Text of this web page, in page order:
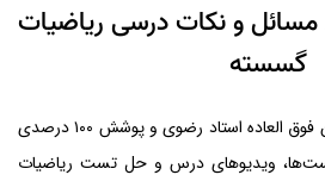
و نکات درسی ریاضیات
گسسته
از نگاه دانشجویان، قدرت بیان فوق العاده استاد رضوی و پوشش ۱۰۰ درصدی
ویدیوهای درس و حل تست ریاضیات